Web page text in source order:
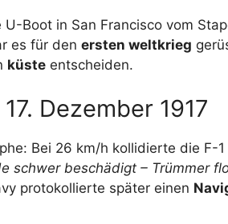
Boot in San Francisco vom
es für den ersten weltkrieg
küste entscheiden.
Dezember 1917
Bei 26 km/h kollidierte die F-
schwer beschädigt – Trümmer
protokollierte später einen